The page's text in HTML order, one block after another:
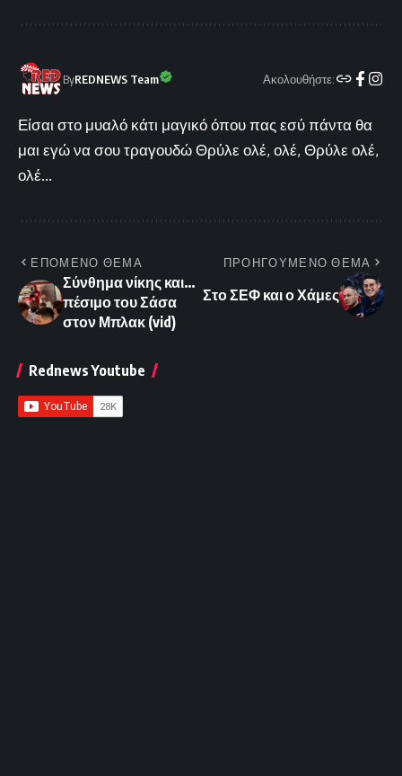
ByREDNEWS Team Ακολουθήστε:
Είσαι στο μυαλό κάτι μαγικό όπου πας εσύ πάντα θα
μαι εγώ να σου τραγουδώ Θρύλε ολέ, ολέ, Θρύλε ολέ,
ολέ...
ΕΠΟΜΕΝΟ ΘΕΜΑ
Σύνθημα νίκης και…
πέσιμο του Σάσα
στον Μπλακ (vid)
ΠΡΟΗΓΟΥΜΕΝΟ ΘΕΜΑ
Στο ΣΕΦ και ο Χάμες
Rednews Youtube